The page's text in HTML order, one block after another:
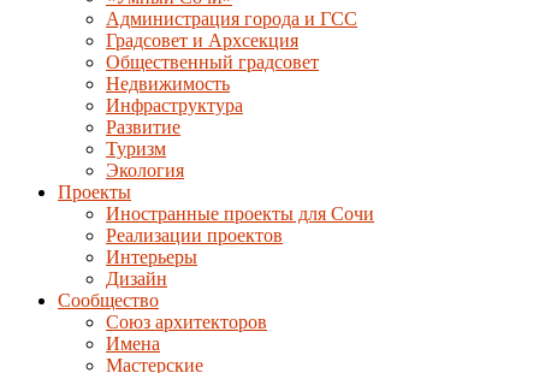
Администрация города и ГСС
Градсовет и Архсекция
Общественный градсовет
Недвижимость
Инфраструктура
Развитие
Туризм
Экология
Проекты
Иностранные проекты для Сочи
Реализации проектов
Интерьеры
Дизайн
Сообщество
Союз архитекторов
Имена
Мастерские